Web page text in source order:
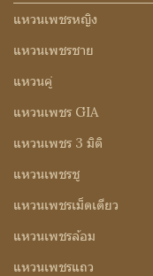
แหวนเพชรหญิง
แหวนเพชรชาย
แหวนคู่
แหวนเพชร GIA
แหวนเพชร 3 มิติ
แหวนเพชรชู
แหวนเพชรเม็ดเดียว
แหวนเพชรล้อม
แหวนเพชรแถว